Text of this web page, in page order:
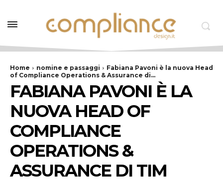
Home nomine e passaggi
Fabiana Pavoni è la nuova Head
of Compliance Operations & Assurance di...
FABIANA PAVONI È LA
NUOVA HEAD OF
COMPLIANCE
OPERATIONS &
ASSURANCE DI TIM